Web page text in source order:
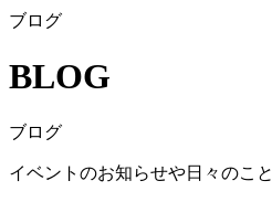
ブログ
BLOG
ブログ
イベントのお知らせや日々のこと